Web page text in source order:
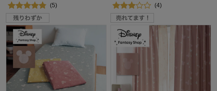
(5)
(4)